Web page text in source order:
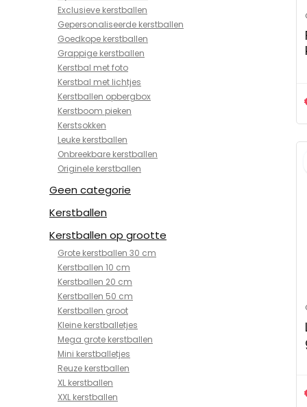
Exclusieve kerstballen
Gepersonaliseerde kerstballen
Goedkope kerstballen
Grappige kerstballen
Kerstbal met foto
Kerstbal met lichtjes
Kerstballen opbergbox
Kerstboom pieken
Kerstsokken
Leuke kerstballen
Onbreekbare kerstballen
Originele kerstballen
Geen categorie
Kerstballen
Kerstballen op grootte
Grote kerstballen 30 cm
Kerstballen 10 cm
Kerstballen 20 cm
Kerstballen 50 cm
Kerstballen groot
Kleine kerstballetjes
Mega grote kerstballen
Mini kerstballetjes
Reuze kerstballen
XL kerstballen
XXL kerstballen